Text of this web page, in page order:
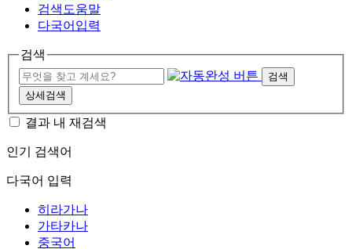
검색도움말
다국어입력
검색
검색
상세검색
결과 내 재검색
인기 검색어
다국어 입력
히라가나
가타카나
중국어